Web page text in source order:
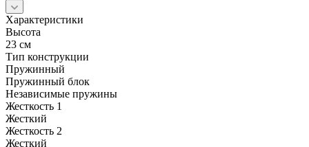
Характеристики
Высота
23 см
Тип конструкции
Пружинный
Пружинный блок
Независимые пружины
Жесткость 1
Жесткий
Жесткость 2
Жесткий